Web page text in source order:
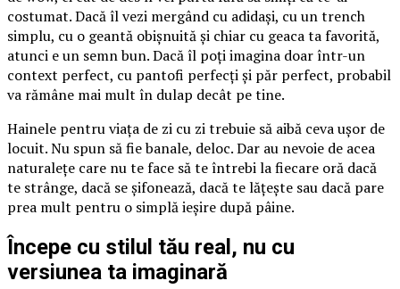
costumat. Dacă îl vezi mergând cu adidași, cu un trench
simplu, cu o geantă obișnuită și chiar cu geaca ta favorită,
atunci e un semn bun. Dacă îl poți imagina doar într-un
context perfect, cu pantofi perfecți și păr perfect, probabil
va rămâne mai mult în dulap decât pe tine.
Hainele pentru viața de zi cu zi trebuie să aibă ceva ușor de
locuit. Nu spun să fie banale, deloc. Dar au nevoie de acea
naturalețe care nu te face să te întrebi la fiecare oră dacă
te strânge, dacă se șifonează, dacă te lățește sau dacă pare
prea mult pentru o simplă ieșire după pâine.
Începe cu stilul tău real, nu cu
versiunea ta imaginară